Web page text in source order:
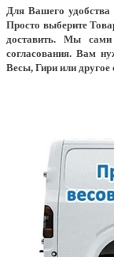
Для Вашего
Просто выберите
доставить. Мы
согласования. Вам
Весы, Гири или другое